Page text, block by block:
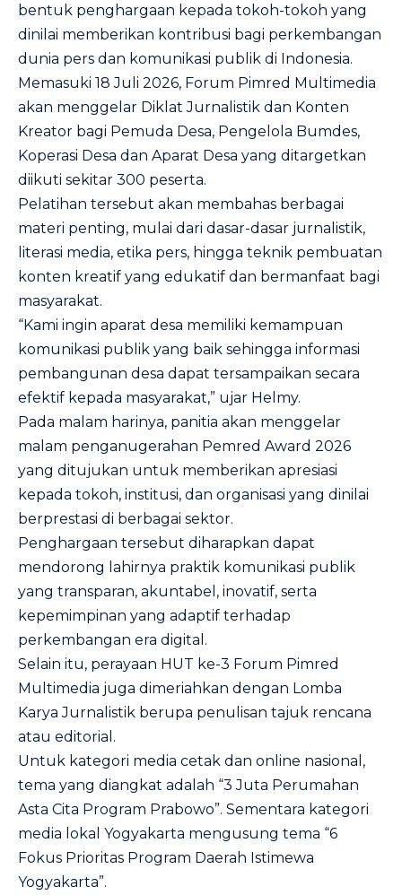
bentuk penghargaan kepada tokoh-tokoh yang
dinilai memberikan kontribusi bagi perkembangan
dunia pers dan komunikasi publik di Indonesia.
Memasuki 18 Juli 2026, Forum Pimred Multimedia
akan menggelar Diklat Jurnalistik dan Konten
Kreator bagi Pemuda Desa, Pengelola Bumdes,
Koperasi Desa dan Aparat Desa yang ditargetkan
diikuti sekitar 300 peserta.
Pelatihan tersebut akan membahas berbagai
materi penting, mulai dari dasar-dasar jurnalistik,
literasi media, etika pers, hingga teknik pembuatan
konten kreatif yang edukatif dan bermanfaat bagi
masyarakat.
“Kami ingin aparat desa memiliki kemampuan
komunikasi publik yang baik sehingga informasi
pembangunan desa dapat tersampaikan secara
efektif kepada masyarakat,” ujar Helmy.
Pada malam harinya, panitia akan menggelar
malam penganugerahan Pemred Award 2026
yang ditujukan untuk memberikan apresiasi
kepada tokoh, institusi, dan organisasi yang dinilai
berprestasi di berbagai sektor.
Penghargaan tersebut diharapkan dapat
mendorong lahirnya praktik komunikasi publik
yang transparan, akuntabel, inovatif, serta
kepemimpinan yang adaptif terhadap
perkembangan era digital.
Selain itu, perayaan HUT ke-3 Forum Pimred
Multimedia juga dimeriahkan dengan Lomba
Karya Jurnalistik berupa penulisan tajuk rencana
atau editorial.
Untuk kategori media cetak dan online nasional,
tema yang diangkat adalah “3 Juta Perumahan
Asta Cita Program Prabowo”. Sementara kategori
media lokal Yogyakarta mengusung tema “6
Fokus Prioritas Program Daerah Istimewa
Yogyakarta”.